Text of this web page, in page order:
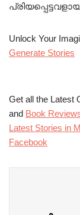
Unlock Your
Generate Stories
Get all the Latest
and Book
Latest Stories in
Facebook